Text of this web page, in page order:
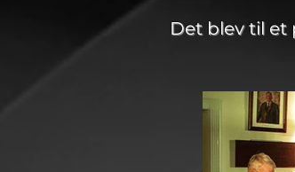
Det blev til et